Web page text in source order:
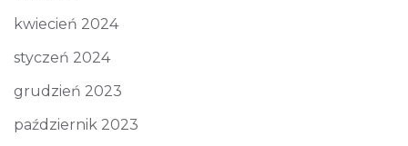
kwiecień 2024
styczeń 2024
grudzień 2023
październik 2023